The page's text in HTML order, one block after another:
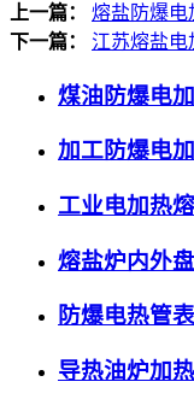
上一篇：
熔盐防爆电
下一篇：
江苏熔盐电
煤油防爆电
加工防爆电
工业电加热
熔盐炉内外
防爆电热管
导热油炉加